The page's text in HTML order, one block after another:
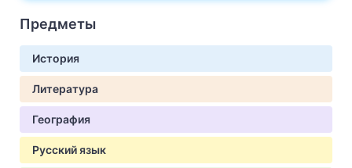
Предметы
История
Литература
География
Русский язык